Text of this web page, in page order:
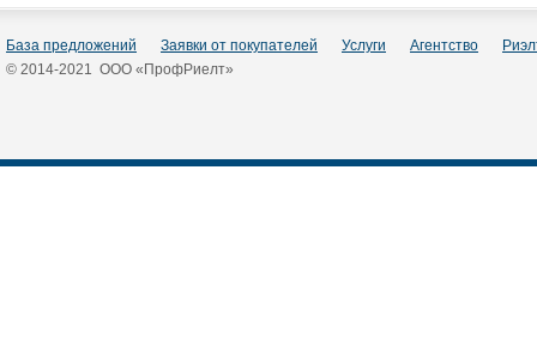
База предложений Заявки от покупателей Услуги Агентство
© 2014-2021 ООО «ПрофРиелт»